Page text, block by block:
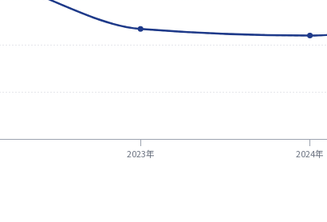
2023年 2024年